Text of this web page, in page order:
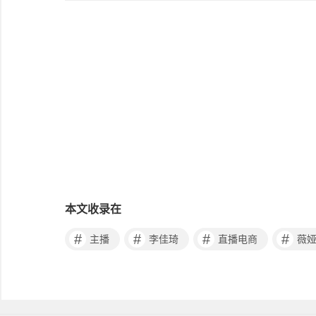
本文收录在
# 主播 # 李佳琦 # 直播电商 # 薇娅